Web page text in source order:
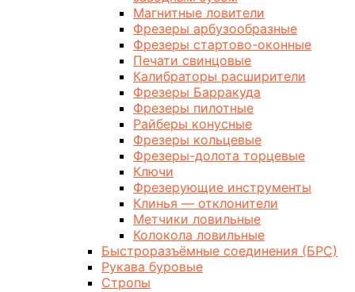
Магнитные ловители
Фрезеры арбузообразные
Фрезеры стартово-оконные
Печати свинцовые
Калибраторы расширители
Фрезеры Барракуда
Фрезеры пилотные
Райберы конусные
Фрезеры кольцевые
Фрезеры-долота торцевые
Ключи
Фрезерующие инструменты
Клинья — отклонители
Метчики ловильные
Колокола ловильные
Быстроразъёмные соединения (БРС)
Рукава буровые
Стропы